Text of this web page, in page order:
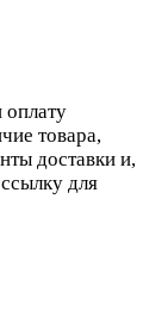
товара,
доставки и,
для